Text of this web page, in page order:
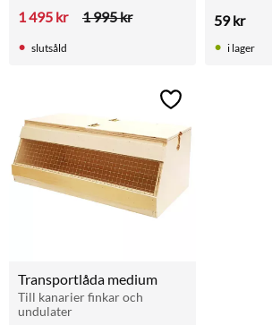
1 495 kr 1 995kr
slutsåld
59kr
i lager
Transportlåda medium
Till kanarier finkar och
undulater
Lägg till i favoriter